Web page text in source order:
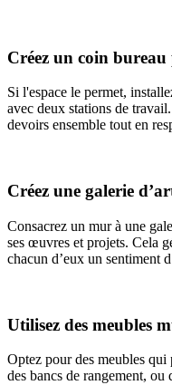
Créez un coin bureau
Si l'espace le permet,
avec deux stations de
devoirs ensemble tout en
Créez une galerie
Consacrez un mur à une
ses œuvres et projets. Cela
chacun d’eux un sentiment
Utilisez des meubles
Optez pour des meubles
des bancs de rangement,